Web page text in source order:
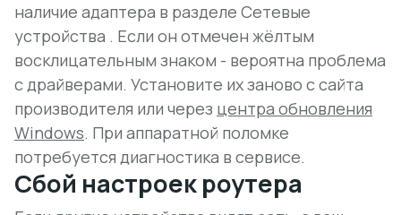
наличие адаптера в разделе Сетевые
устройства . Если он отмечен жёлтым
восклицательным знаком - вероятна проблема
с драйверами. Установите их заново с сайта
производителя или через центра обновления
Windows. При аппаратной поломке
потребуется диагностика в сервисе.
Сбой настроек роутера